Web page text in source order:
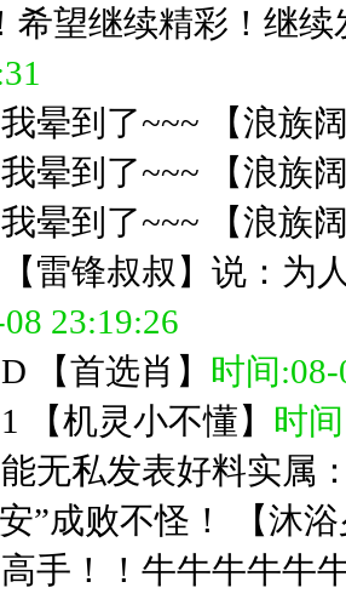
希望继续精彩！继
我晕到了~~~ 【浪族
我晕到了~~~ 【浪族
我晕到了~~~ 【浪族
【雷锋叔叔】说：为
23:19:26
D 【首选肖 】 时间
1 【机灵小不懂】 时
能无私发表好料实属
”成败不怪！
【沐
高手！！牛牛牛牛牛